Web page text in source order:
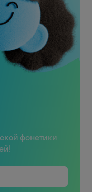
фонетики